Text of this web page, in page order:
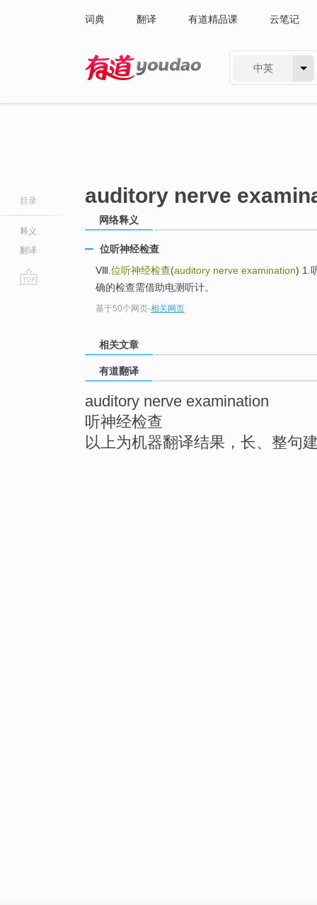
词典 翻译 有道精品课 云笔记
中英
目录
释义
翻译
auditory nerve
网络释义
位听神经检查
Ⅷ. 位听神经检查(auditory nerve examination) 1.
确的检查需借助电测听计。
基于50个网页-相关网页
相关文章
有道翻译
auditory nerve examination
听神经检查
以上为机器翻译结果，长、整句